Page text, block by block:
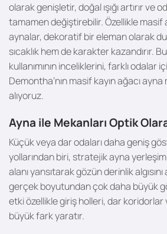
olarak genişletir, doğal ışığı artırır ve
tamamen değiştirebilir. Özellikle
aynalar, dekoratif bir eleman olarak
sıcaklık hem de karakter kazandırır.
kullanımının inceliklerini, farklı odalar
Demontha’nın masif kayın ağacı
alıyoruz.
Ayna ile Mekanları Optik
Küçük veya dar odaları daha geniş
yollarından biri, stratejik ayna
alanı yansıtarak gözün derinlik algısını
gerçek boyutundan çok daha büyük
etki özellikle giriş holleri, dar
büyük fark yaratır.